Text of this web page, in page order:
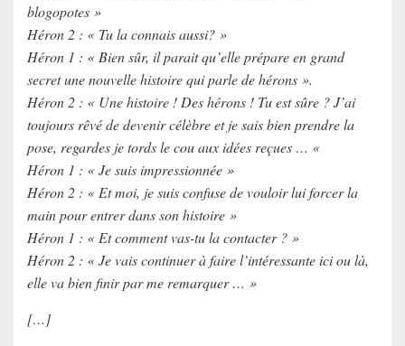
blogopotes »
Héron 2 : « Tu la connais aussi? »
Héron 1 : « Bien sûr, il parait qu’elle prépare en grand
secret une nouvelle histoire qui parle de hérons ».
Héron 2 : « Une histoire ! Des hérons ! Tu est sûre ? J’ai
toujours rêvé de devenir célèbre et je sais bien prendre la
pose, regardes je tords le cou aux idées reçues … «
Héron 1 : « Je suis impressionnée »
Héron 2 : « Et moi, je suis confuse de vouloir lui forcer la
main pour entrer dans son histoire »
Héron 1 : « Et comment vas-tu la contacter ? »
Héron 2 : « Je vais continuer à faire l’intéressante ici ou là,
elle va bien finir par me remarquer … »
[…]